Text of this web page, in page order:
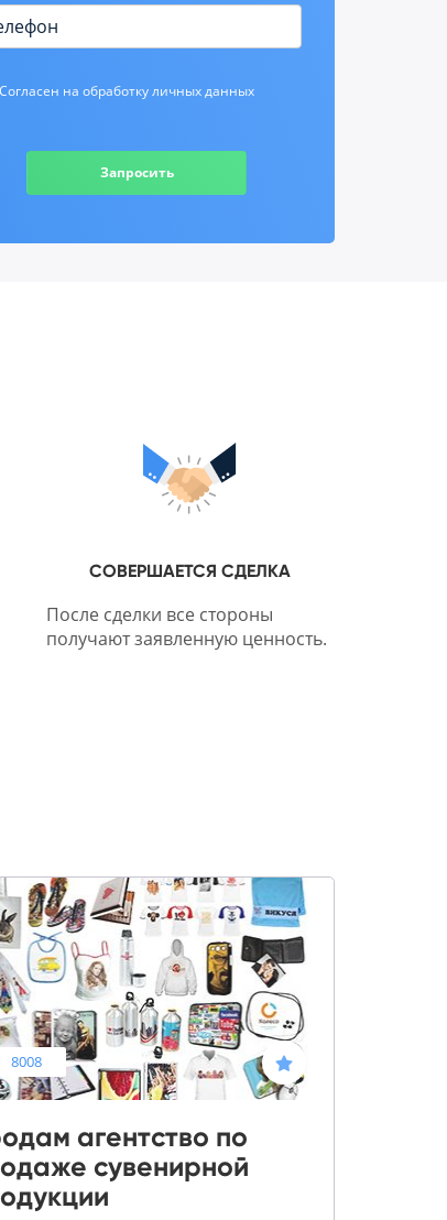
Согласен на обработку личных данных
Запросить
СОВЕРШАЕТСЯ СДЕЛКА
После сделки все стороны
получают заявленную ценность.
8008
агентство по
сувенирной